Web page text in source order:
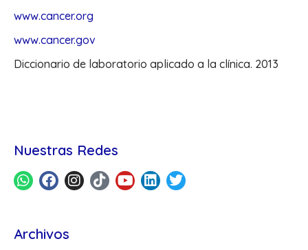
www.cancer.org
www.cancer.gov
Diccionario de laboratorio aplicado a la clínica. 2013
Nuestras Redes
Archivos